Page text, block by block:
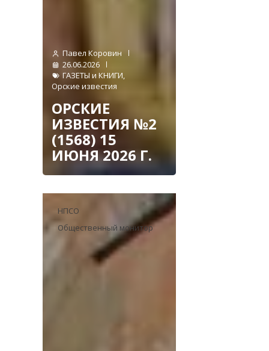
Павел Коровин
26.06.2026
ГАЗЕТЫ и КНИГИ,
Орские известия
ОРСКИЕ
ИЗВЕСТИЯ №2
(1568) 15
ИЮНЯ 2026 Г.
НПСО
Общественный монитор